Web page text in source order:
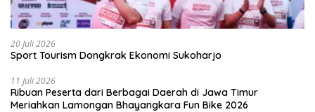
20 Juli 2026
Sport Tourism Dongkrak Ekonomi Sukoharjo
11 Juli 2026
Ribuan Peserta dari Berbagai Daerah di Jawa Timur
Meriahkan Lamongan Bhayangkara Fun Bike 2026